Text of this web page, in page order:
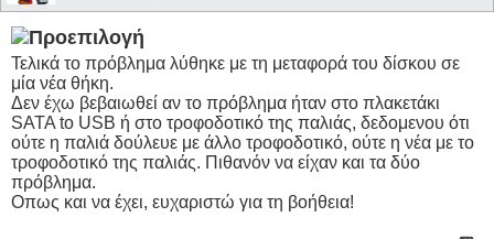
Τελικά το πρόβλημα λύθηκε με τη μεταφορά του δίσκου σε
μία νέα θήκη.
Δεν έχω βεβαιωθεί αν το πρόβλημα ήταν στο πλακετάκι
SATA to USB ή στο τροφοδοτικό της παλιάς, δεδομενου ότι
ούτε η παλιά δούλευε με άλλο τροφοδοτικό, ούτε η νέα με το
τροφοδοτικό της παλιάς. Πιθανόν να είχαν και τα δύο
πρόβλημα.
Οπως και να έχει, ευχαριστώ για τη βοήθεια!